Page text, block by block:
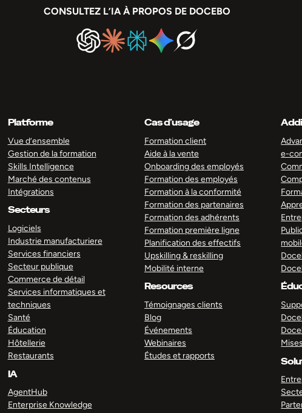
CONSULTEZ L’IA À PROPOS DE DOCEBO
Platforme
Vue d’ensemble
Gestion de la formation
Skills Intelligence
Marché des contenus
Intégrations
Secteurs
Logiciels
Industrie manufacturiere
Services financiers
Secteur publique
Commerce de détail
Services informatiques et
techniques
Santé
Éducation
Hôtellerie
Restaurants
IA
AgentHub
Enterprise Knowledge
Cas d’usage
Formation client
Aide à la vente
Onboarding des employés
Formation des employés
Formation à la conformité
Formation des partenaires
Formation des adhérents
Formation première ligne
Planification des effectifs
Upskilling & reskilling
Mobilité interne
Resources
Témoignages clients
Blog
Événements
Webinaires
Études et rapports
e-